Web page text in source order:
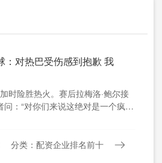
：对热巴受伤感到抱歉 我
时险胜热火。赛后拉梅洛·鲍尔接
：“对你们来说这绝对是一个疯狂
分类：配资企业排名前十